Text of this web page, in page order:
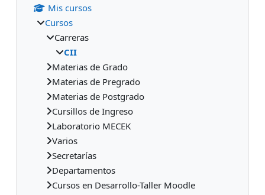
Mis cursos
Cursos
Carreras
CII
Materias de Grado
Materias de Pregrado
Materias de Postgrado
Cursillos de Ingreso
Laboratorio MECEK
Varios
Secretarías
Departamentos
Cursos en Desarrollo-Taller Moodle